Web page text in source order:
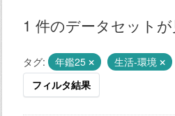
1 件のデータセット
タグ: 年鑑25 生活-環境
フィルタ結果